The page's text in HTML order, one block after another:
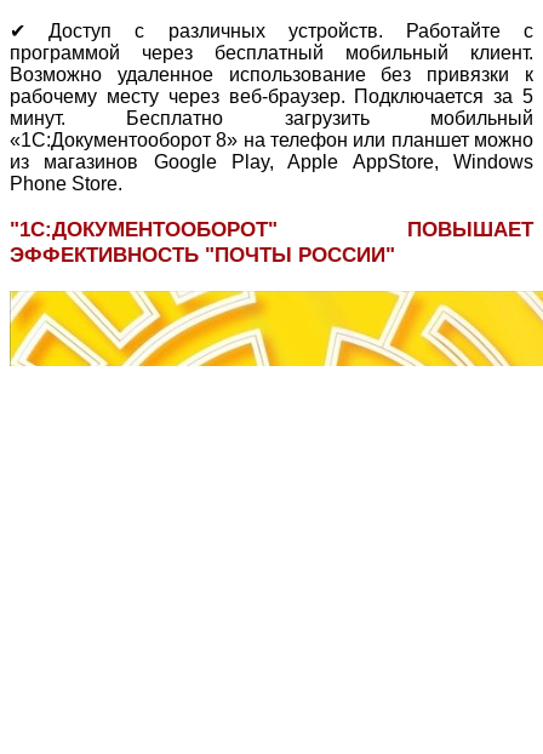
✔ Доступ с различных устройств. Работайте с
программой через бесплатный мобильный клиент.
Возможно удаленное использование без привязки к
рабочему месту через веб-браузер. Подключается за 5
минут. Бесплатно загрузить мобильный
«1С:Документооборот 8» на телефон или планшет можно
из магазинов Google Play, Apple AppStore, Windows
Phone Store.
"1С:ДОКУМЕНТООБОРОТ" ПОВЫШАЕТ
ЭФФЕКТИВНОСТЬ "ПОЧТЫ РОССИИ"